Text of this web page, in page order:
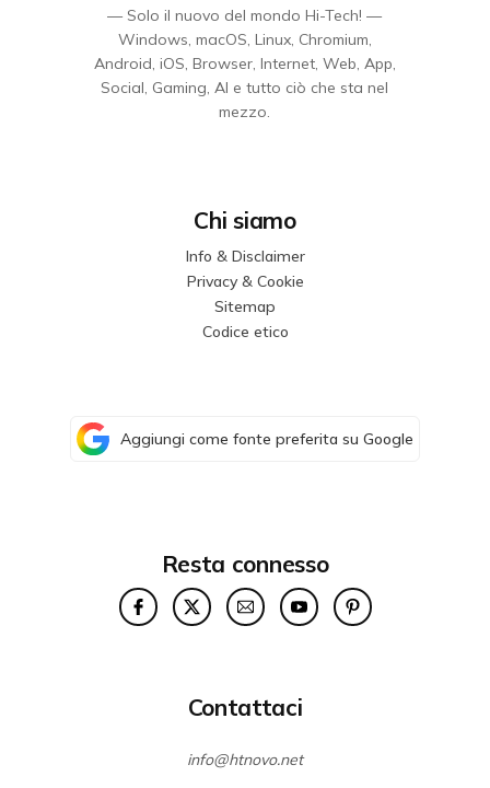
— Solo il nuovo del mondo Hi-Tech! —
Windows, macOS, Linux, Chromium,
Android, iOS, Browser, Internet, Web, App,
Social, Gaming, AI e tutto ciò che sta nel
mezzo.
Chi siamo
Info & Disclaimer
Privacy & Cookie
Sitemap
Codice etico
Aggiungi come fonte preferita su Google
Resta connesso
Contattaci
info@htnovo.net